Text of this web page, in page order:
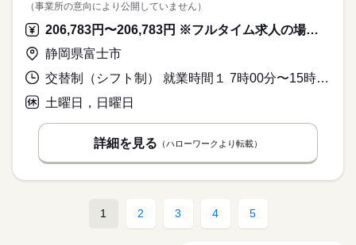
（事業所の意向により公開していません）
206,783円〜206,783円 ※フルタイム求人の場合は月額（換算額）、パート求人の場合は時間額を表示しています。
静岡県富士市
交替制（シフト制） 就業時間１ 7時00分〜15時10分 就業時間２ 15時00分〜23時10分 就業時間に関する特記事項 ５勤２休の交代制
土曜日，日曜日
詳細を見る （ハローワークより転載）
1 2 3 4 5